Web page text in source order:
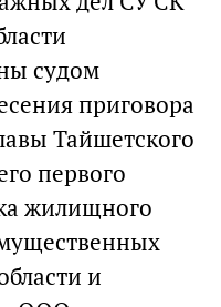
судом
приговора
Тайшетского
первого
жилищного
и